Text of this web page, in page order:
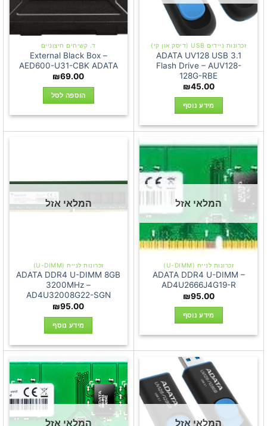
זכרונות ניידים USB (דיסק און קי)
ADATA UV128 USB 3.1
Flash Drive – AUV128-
128G-RBE
₪45.00
מידע נוסף
ד. קשיחים חיצוניים
External Black Box –
AED600-U31-CBK ADATA
₪69.00
הוספה לסל
המלאי אזל
זכרונות לנייח (U-DIMM)
ADATA DDR4 U-DIMM –
AD4U2666J4G19-R
₪95.00
מידע נוסף
המלאי אזל
זכרונות לנייח (U-DIMM)
ADATA DDR4 U-DIMM 8GB
3200MHz –
AD4U32008G22-SGN
₪95.00
מידע נוסף
המלאי אזל המלאי אזל